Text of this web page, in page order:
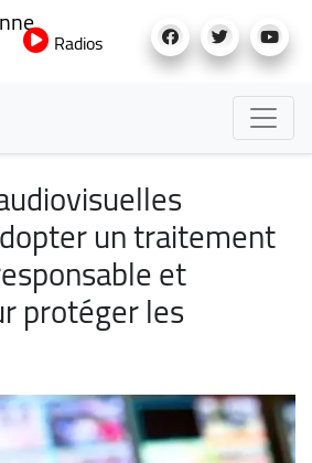
au
Radios
un traitement
et
protéger les